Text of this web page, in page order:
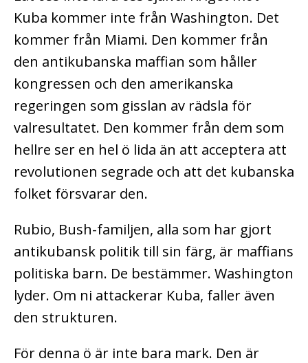
Kuba kommer inte från Washington. Det
kommer från Miami. Den kommer från
den antikubanska maffian som håller
kongressen och den amerikanska
regeringen som gisslan av rädsla för
valresultatet. Den kommer från dem som
hellre ser en hel ö lida än att acceptera att
revolutionen segrade och att det kubanska
folket försvarar den.
Rubio, Bush-familjen, alla som har gjort
antikubansk politik till sin färg, är maffians
politiska barn. De bestämmer. Washington
lyder. Om ni attackerar Kuba, faller även
den strukturen.
För denna ö är inte bara mark. Den är